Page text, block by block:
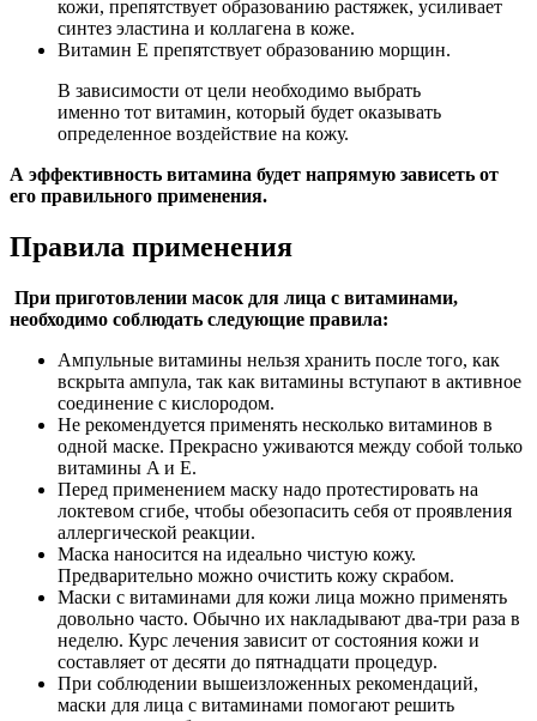
кожи, препятствует образованию растяжек, усиливает
синтез эластина и коллагена в коже.
Витамин E препятствует образованию морщин.
В зависимости от цели необходимо выбрать
именно тот витамин, который будет оказывать
определенное воздействие на кожу.
А эффективность витамина будет напрямую зависеть от
его правильного применения.
Правила применения
При приготовлении масок для лица с витаминами,
необходимо соблюдать следующие правила:
Ампульные витамины нельзя хранить после того, как
вскрыта ампула, так как витамины вступают в активное
соединение с кислородом.
Не рекомендуется применять несколько витаминов в
одной маске. Прекрасно уживаются между собой только
витамины A и E.
Перед применением маску надо протестировать на
локтевом сгибе, чтобы обезопасить себя от проявления
аллергической реакции.
Маска наносится на идеально чистую кожу.
Предварительно можно очистить кожу скрабом.
Маски с витаминами для кожи лица можно применять
довольно часто. Обычно их накладывают два-три раза в
неделю. Курс лечения зависит от состояния кожи и
составляет от десяти до пятнадцати процедур.
При соблюдении вышеизложенных рекомендаций,
маски для лица с витаминами помогают решить